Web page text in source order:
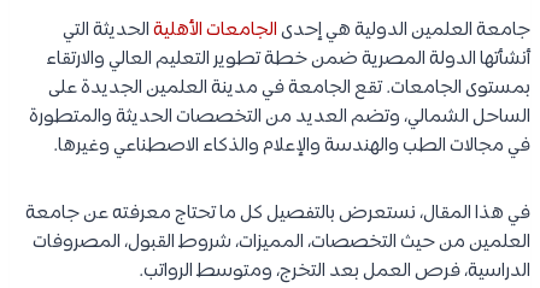
جامعة العلمين الدولية هي إحدىالجامعات الأهليةالحديثة التي
أنشأتها الدولة المصرية ضمن خطة تطوير التعليم العالي والارتقاء
بمستوى الجامعات. تقع الجامعة في مدينة العلمين الجديدة على
الساحل الشمالي، وتضم العديد من التخصصات الحديثة والمتطورة
في مجالات الطب والهندسة والإعلام والذكاء الاصطناعي وغيرها.
في هذا المقال، نستعرض بالتفصيل كل ما تحتاج معرفته عن جامعة
العلمين من حيث التخصصات، المميزات، شروط القبول، المصروفات
الدراسية، فرص العمل بعد التخرج، ومتوسط الرواتب.